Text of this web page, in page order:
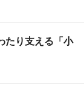
たり支える「小